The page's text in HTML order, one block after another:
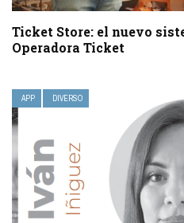
Ticket Store: el nuevo
Operadora Ticket
APP DIVERSO